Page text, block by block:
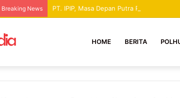
Breaking News PT. IPIP, Masa Depan Putra Putri
HOME BERITA